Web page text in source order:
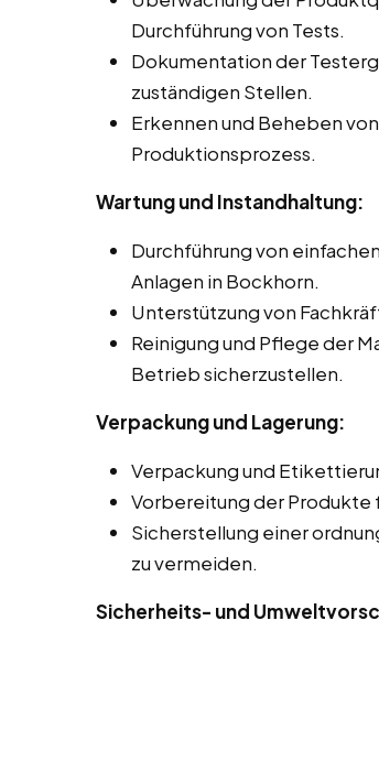
Durchführung von Tests.
Dokumentation der
zuständigen Stellen.
Erkennen und Beheben
Produktionsprozess.
Wartung und Instandhaltung:
Durchführung von
Anlagen in Bockhorn.
Unterstützung von
Reinigung und Pflege der
Betrieb sicherzustellen.
Verpackung und Lagerung:
Verpackung und
Vorbereitung der Produkte
Sicherstellung einer
zu vermeiden.
Sicherheits- und